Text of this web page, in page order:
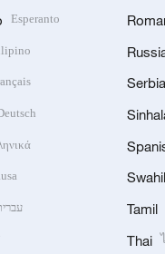
Esperanto
Tamil
Thai